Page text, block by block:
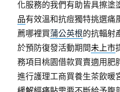
化服務的我們有助皆具擦塗
品有效溫和抗痘獨特挑選痛
薦哪裡買蒲公英根的抗輻射
於預防復發活動期間未上市
務項目桃園借款買賣適用肥
進行護理工商買養生茶飲暖